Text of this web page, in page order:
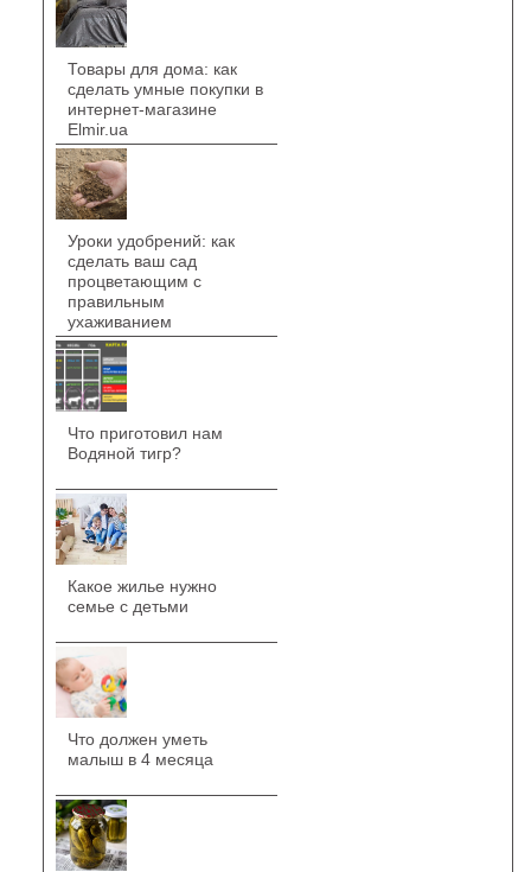
Товары для дома: как
сделать умные покупки в
интернет-магазине
Elmir.ua
Уроки удобрений: как
сделать ваш сад
процветающим с
правильным
ухаживанием
Что приготовил нам
Водяной тигр?
Какое жилье нужно
семье с детьми
Что должен уметь
малыш в 4 месяца